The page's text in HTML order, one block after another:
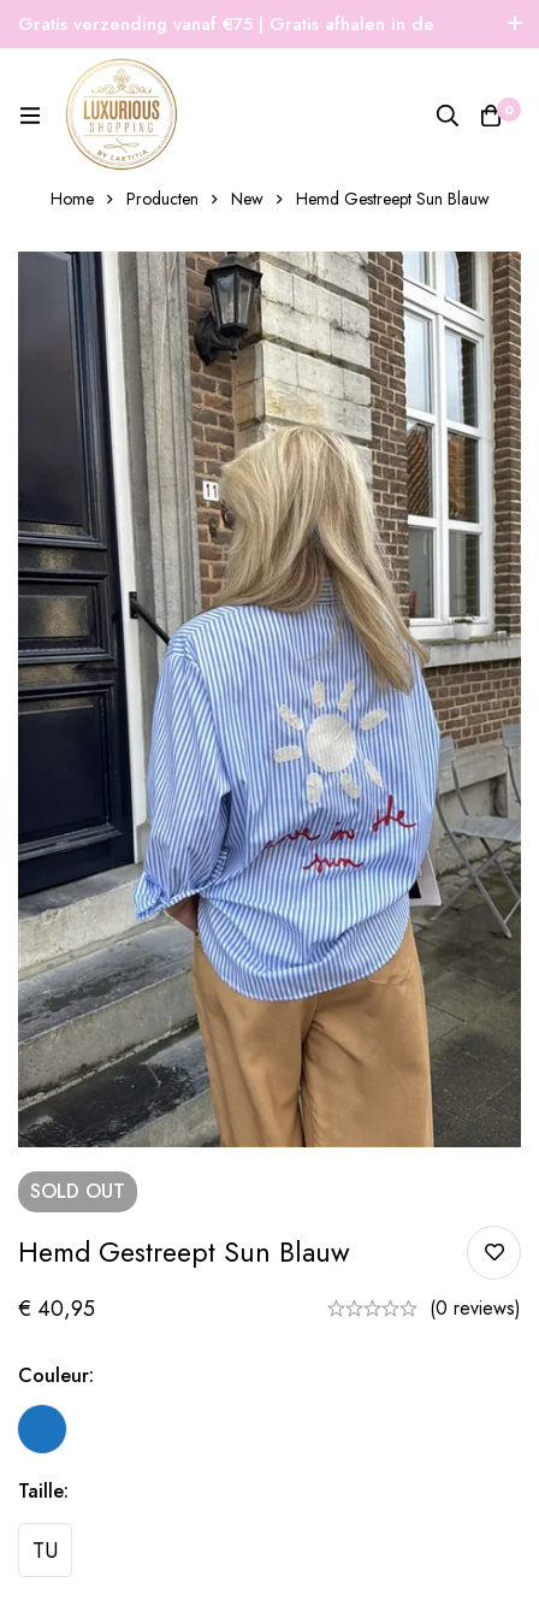
Gratis verzending vanaf €75 | Gratis afhalen in de
winkel | Snelle verzending
0
Home Producten New Hemd Gestreept Sun Blauw
SOLD OUT
Hemd Gestreept Sun Blauw
€ 40,95 (0 reviews)
Couleur:
Taille:
TU